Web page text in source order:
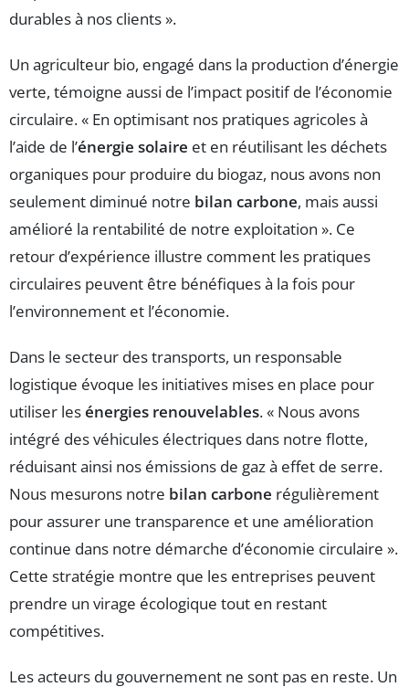
durables à nos clients ».
Un agriculteur bio, engagé dans la production d’énergie
verte, témoigne aussi de l’impact positif de l’économie
circulaire. « En optimisant nos pratiques agricoles à
l’aide de l’énergie solaire et en réutilisant les déchets
organiques pour produire du biogaz, nous avons non
seulement diminué notre bilan carbone, mais aussi
amélioré la rentabilité de notre exploitation ». Ce
retour d’expérience illustre comment les pratiques
circulaires peuvent être bénéfiques à la fois pour
l’environnement et l’économie.
Dans le secteur des transports, un responsable
logistique évoque les initiatives mises en place pour
utiliser lesénergies renouvelables. « Nous avons
intégré des véhicules électriques dans notre flotte,
réduisant ainsi nos émissions de gaz à effet de serre.
Nous mesurons notre bilan carbone régulièrement
pour assurer une transparence et une amélioration
continue dans notre démarche d’économie circulaire ».
Cette stratégie montre que les entreprises peuvent
prendre un virage écologique tout en restant
compétitives.
Les acteurs du gouvernement ne sont pas en reste. Un